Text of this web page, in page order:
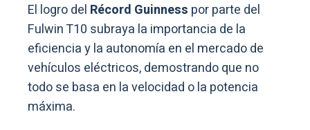
El logro del Récord Guinness por parte del
Fulwin T10 subraya la importancia de la
eficiencia y la autonomía en el mercado de
vehículos eléctricos, demostrando que no
todo se basa en la velocidad o la potencia
máxima.